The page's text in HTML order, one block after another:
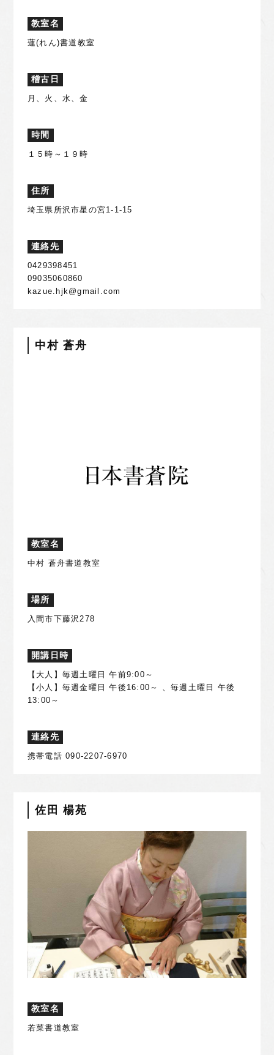
教室名
蓮(れん)書道教室
稽古日
月、火、水、金
時間
１５時～１９時
住所
埼玉県所沢市星の宮1-1-15
連絡先
0429398451
09035060860
kazue.hjk@gmail.com
中村 蒼舟
教室名
中村 蒼舟書道教室
場所
入間市下藤沢278
開講日時
【大人】毎週土曜日 午前9:00～
【小人】毎週金曜日 午後16:00～ 、毎週土曜日 午後
13:00～
連絡先
携帯電話 090-2207-6970
佐田 楊苑
教室名
若菜書道教室